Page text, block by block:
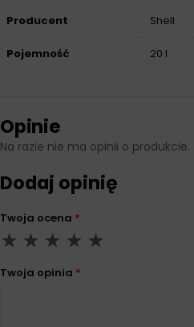
Producent Shell
Pojemność 20 l
Opinie
Na razie nie ma opinii o produkcie.
Dodaj opinię
Twoja ocena *
Twoja opinia *